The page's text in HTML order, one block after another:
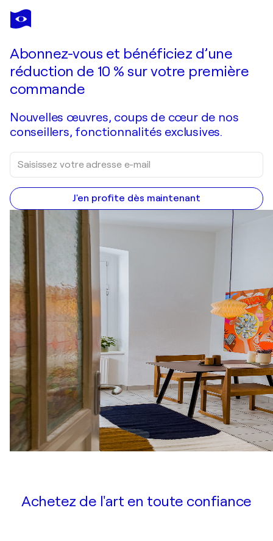
POL LEDENT
Sailing to the harbour
Abonnez-vous et bénéficiez d’une
réduction de 10 % sur votre première
commande
Nouvelles œuvres, coups de cœur de nos
conseillers, fonctionnalités exclusives.
J'en profite dès maintenant
Achetez de l'art en toute confiance